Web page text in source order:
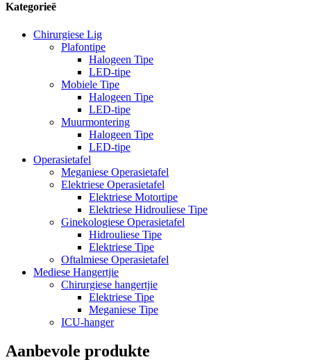
Kategorieë
Chirurgiese Lig
Plafontipe
Halogeen Tipe
LED-tipe
Mobiele Tipe
Halogeen Tipe
LED-tipe
Muurmontering
Halogeen Tipe
LED-tipe
Operasietafel
Meganiese Operasietafel
Elektriese Operasietafel
Elektriese Motortipe
Elektriese Hidrouliese Tipe
Ginekologiese Operasietafel
Hidrouliese Tipe
Elektriese Tipe
Oftalmiese Operasietafel
Mediese Hangertjie
Chirurgiese hangertjie
Elektriese Tipe
Meganiese Tipe
ICU-hanger
Aanbevole produkte